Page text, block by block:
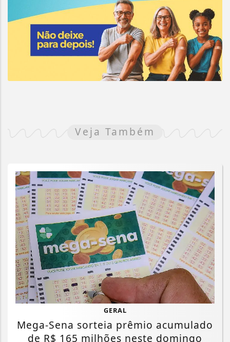
Veja Também
GERAL
Mega-Sena sorteia prêmio acumulado
de R$ 165 milhões neste domingo